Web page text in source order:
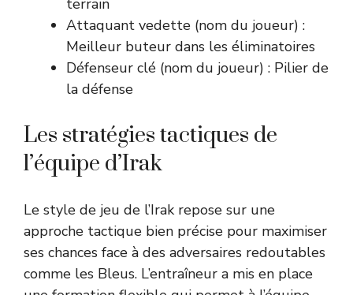
Attaquant vedette (nom du joueur) :
Meilleur buteur dans les éliminatoires
Défenseur clé (nom du joueur) : Pilier de
la défense
Les stratégies tactiques de
l’équipe d’Irak
Le style de jeu de l’Irak repose sur une
approche tactique bien précise pour maximiser
ses chances face à des adversaires redoutables
comme les Bleus. L’entraîneur a mis en place